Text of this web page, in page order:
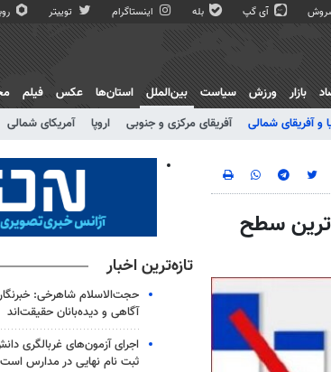
آی گپ بله اینستاگرام توییتر
بازار ورزش سیاست
بین‌الملل
و آفریقای شمالی آفریقای مرکزی و جنوبی اروپا آمریکای شمالی
استان‌ها عکس فیلم
سطح
تازه‌ترین اخبار
حجت‌الاسلام شاهرخی:
آگاهی و دیده‌بانان حقیقت‌اند
اجرای آزمون‌های غربالگری
ثبت نام نهایی در مدارس است